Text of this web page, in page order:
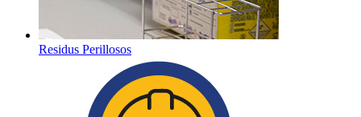
Residus Perillosos